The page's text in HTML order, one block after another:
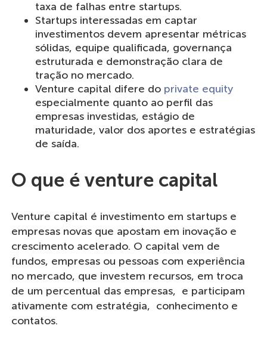
taxa de falhas entre startups.
Startups interessadas em captar
investimentos devem apresentar métricas
sólidas, equipe qualificada, governança
estruturada e demonstração clara de
tração no mercado.
Venture capital difere do private equity
especialmente quanto ao perfil das
empresas investidas, estágio de
maturidade, valor dos aportes e estratégias
de saída.
O que é venture capital
Venture capital é investimento em startups e
empresas novas que apostam em inovação e
crescimento acelerado. O capital vem de
fundos, empresas ou pessoas com experiência
no mercado, que investem recursos, em troca
de um percentual das empresas, e participam
ativamente com estratégia, conhecimento e
contatos.